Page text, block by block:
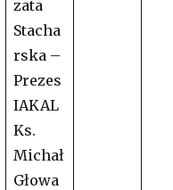
zata
Stacha
rska –
Prezes
IAKAL
Ks.
Michał
Głowa